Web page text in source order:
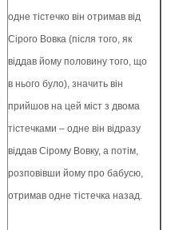
одне тістечко він отримав від
Сірого Вовка (після того, як
віддав йому половину того, що
в нього було), значить він
прийшов на цей міст з двома
тістечками – одне він відразу
віддав Сірому Вовку, а потім,
розповівши йому про бабусю,
отримав одне тістечка назад.